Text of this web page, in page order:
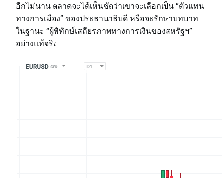
อีกไม่นาน ตลาดจะได้เห็นชัดว่าเขาจะเลือกเป็น “ตัวแทน
ทางการเมือง” ของประธานาธิบดี หรือจะรักษาบทบาท
ในฐานะ “ผู้พิทักษ์เสถียรภาพทางการเงินของสหรัฐฯ”
อย่างแท้จริง